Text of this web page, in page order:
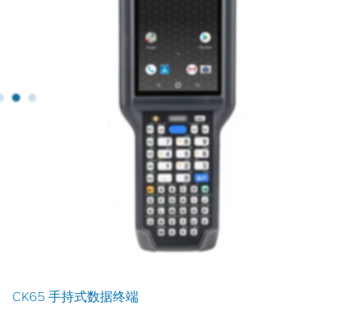
CK65 手持式数据终端